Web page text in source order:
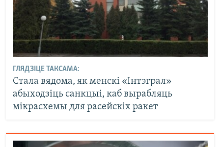
ГЛЯДЗІЦЕ ТАКСАМА:
Стала вядома, як менскі «Інтэграл»
абыходзіць санкцыі, каб вырабляць
мікрасхемы для расейскіх ракет